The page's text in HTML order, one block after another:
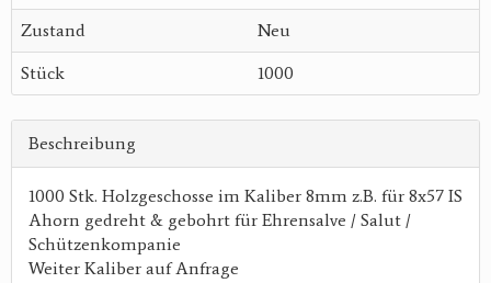
Zustand Neu
Stück 1000
Beschreibung
1000 Stk. Holzgeschosse im Kaliber 8mm z.B. für 8x57 IS
Ahorn gedreht & gebohrt für Ehrensalve / Salut /
Schützenkompanie
Weiter Kaliber auf Anfrage